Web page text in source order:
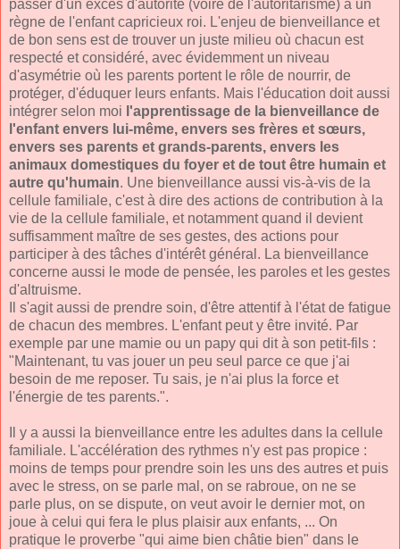
passer d'un excès d'autorité (voire de l'autoritarisme) à un
règne de l'enfant capricieux roi. L'enjeu de bienveillance et
de bon sens est de trouver un juste milieu où chacun est
respecté et considéré, avec évidemment un niveau
d'asymétrie où les parents portent le rôle de nourrir, de
protéger, d'éduquer leurs enfants. Mais l'éducation doit aussi
intégrer selon moi l'apprentissage de la bienveillance de
l'enfant envers lui-même, envers ses frères et sœurs,
envers ses parents et grands-parents, envers les
animaux domestiques du foyer et de tout être humain et
autre qu'humain. Une bienveillance aussi vis-à-vis de la
cellule familiale, c'est à dire des actions de contribution à la
vie de la cellule familiale, et notamment quand il devient
suffisamment maître de ses gestes, des actions pour
participer à des tâches d'intérêt général. La bienveillance
concerne aussi le mode de pensée, les paroles et les gestes
d'altruisme.
Il s'agit aussi de prendre soin, d'être attentif à l'état de fatigue
de chacun des membres. L'enfant peut y être invité. Par
exemple par une mamie ou un papy qui dit à son petit-fils :
"Maintenant, tu vas jouer un peu seul parce ce que j'ai
besoin de me reposer. Tu sais, je n'ai plus la force et
l'énergie de tes parents.".
Il y a aussi la bienveillance entre les adultes dans la cellule
familiale. L'accélération des rythmes n'y est pas propice :
moins de temps pour prendre soin les uns des autres et puis
avec le stress, on se parle mal, on se rabroue, on ne se
parle plus, on se dispute, on veut avoir le dernier mot, on
joue à celui qui fera le plus plaisir aux enfants, ... On
pratique le proverbe "qui aime bien châtie bien" dans le